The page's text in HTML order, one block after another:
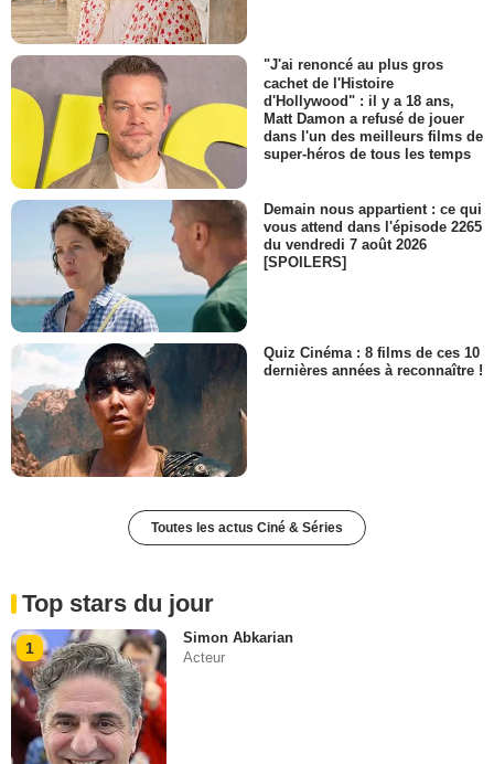
"J'ai renoncé au plus gros
cachet de l'Histoire
d'Hollywood" : il y a 18 ans,
Matt Damon a refusé de jouer
dans l'un des meilleurs films de
super-héros de tous les temps
Demain nous appartient : ce qui
vous attend dans l'épisode 2265
du vendredi 7 août 2026
[SPOILERS]
Quiz Cinéma : 8 films de ces 10
dernières années à reconnaître !
Toutes les actus Ciné & Séries
Top stars du jour
1
Simon Abkarian
Acteur